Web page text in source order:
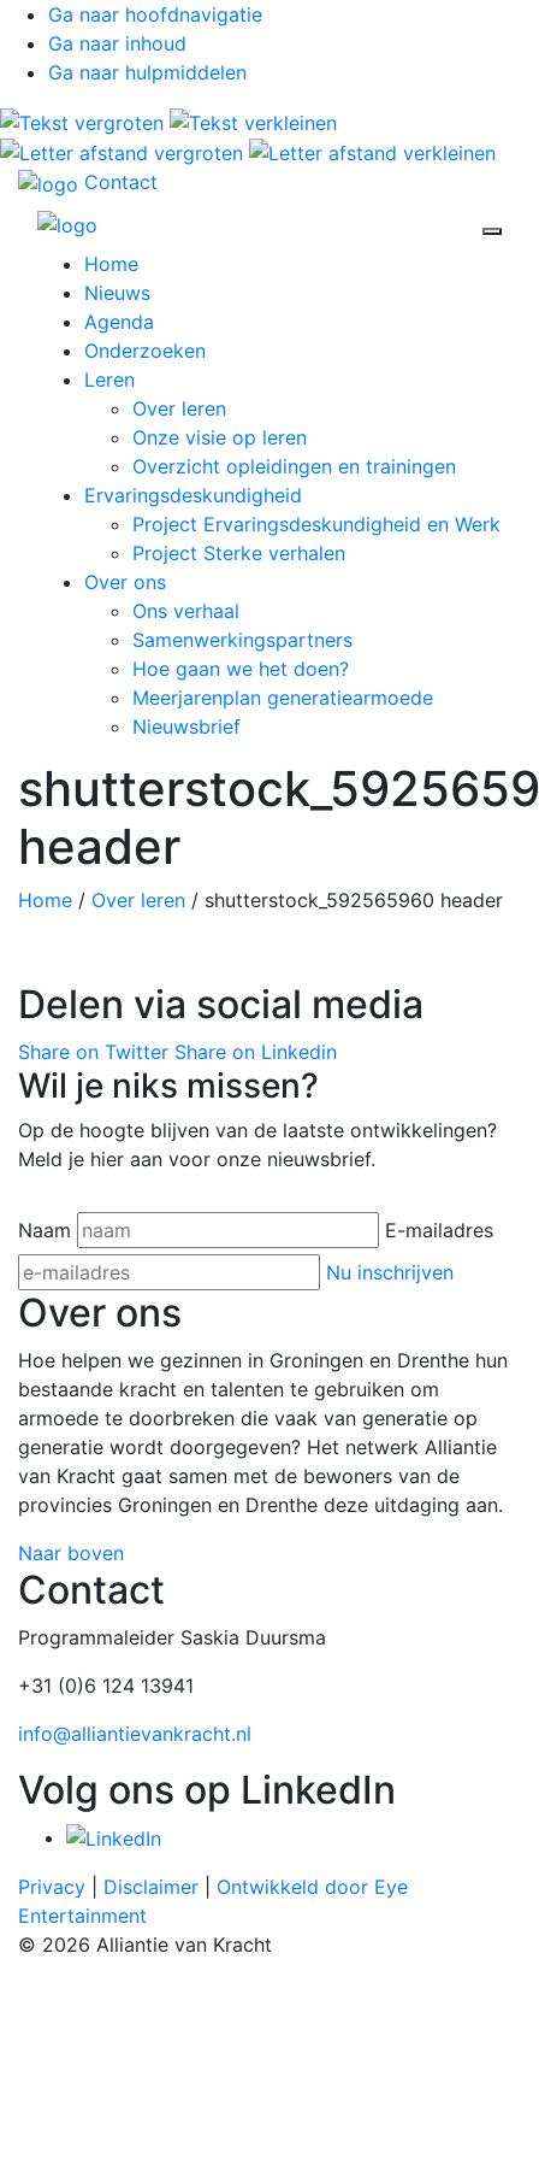
Ga naar hoofdnavigatie
Ga naar inhoud
Ga naar hulpmiddelen
Contact
Home
Nieuws
Agenda
Onderzoeken
Leren
Over leren
Onze visie op leren
Overzicht opleidingen en trainingen
Ervaringsdeskundigheid
Project Ervaringsdeskundigheid en Werk
Project Sterke verhalen
Over ons
Ons verhaal
Samenwerkingspartners
Hoe gaan we het doen?
Meerjarenplan generatiearmoede
Nieuwsbrief
header
Home / Over leren / shutterstock_592565960 header
Delen via social media
Share on Twitter Share on Linkedin
Wil je niks missen?
Op de hoogte blijven van de laatste ontwikkelingen?
Meld je hier aan voor onze nieuwsbrief.
Naam
E-mailadres
Nu inschrijven
Over ons
Hoe helpen we gezinnen in Groningen en Drenthe hun
bestaande kracht en talenten te gebruiken om
armoede te doorbreken die vaak van generatie op
generatie wordt doorgegeven? Het netwerk Alliantie
van Kracht gaat samen met de bewoners van de
provincies Groningen en Drenthe deze uitdaging aan.
Naar boven
Contact
Programmaleider Saskia Duursma
+31 (0)6 124 13941
info@alliantievankracht.nl
Volg ons op LinkedIn
Privacy Disclaimer
Ontwikkeld door Eye
Entertainment
© 2026 Alliantie van Kracht